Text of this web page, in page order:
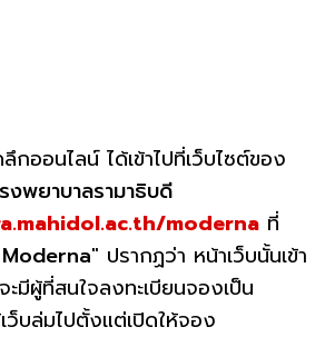
ออนไลน์ ได้เข้าไปที่เว็บไซต์ของ
งพยาบาลรามาธิบดี
moderna ที่
" ปรากฏว่า หน้าเว็บนั้นเข้า
ะมีผู้ที่สนใจลงทะเบียนจองเป็น
ว็บล่มไปตั้งแต่เปิดให้จอง